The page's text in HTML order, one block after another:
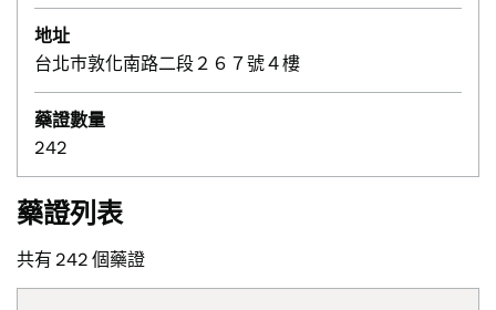
地址
台北巿敦化南路二段２６７號４樓
藥證數量
242
藥證列表
共有 242 個藥證